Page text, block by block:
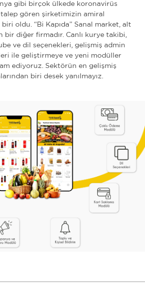
gibi birçok ülkede koronavirüs
gören şirketimizin amiral
oldu. “Bi Kapıda” Sanal market, alt
bir diğer firmadır. Canlı kurye takibi,
ve dil seçenekleri, gelişmiş admin
ile geliştirmeye ve yeni modüller
ediyoruz. Sektörün en gelişmiş
biri desek yanılmayız.